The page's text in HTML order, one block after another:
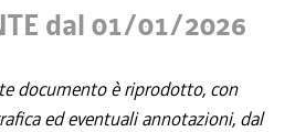
dal 01/01/2026
documento è riprodotto, con
ed eventuali annotazioni, dal